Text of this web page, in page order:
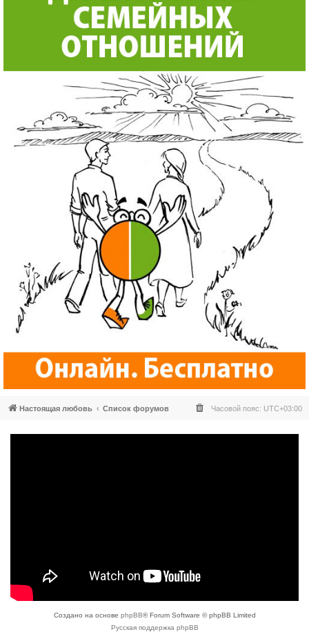
Настоящая любовь Список форумов Часовой пояс: UTC+03:00
Создано на основе phpBB® Forum Software © phpBB Limited
Русская поддержка phpBB